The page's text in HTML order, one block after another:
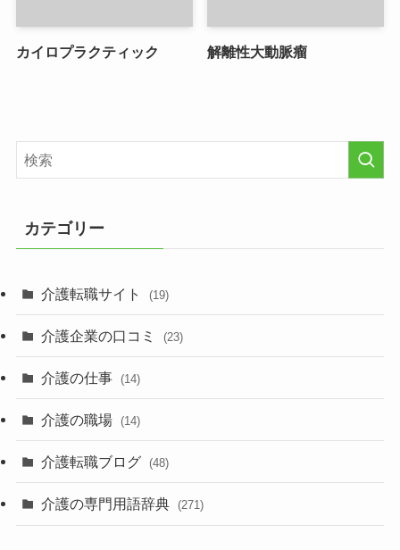
カイロプラクティック 解離性大動脈瘤
カテゴリー
介護転職サイト (19)
介護企業の口コミ (23)
介護の仕事 (14)
介護の職場 (14)
介護転職ブログ (48)
介護の専門用語辞典 (271)